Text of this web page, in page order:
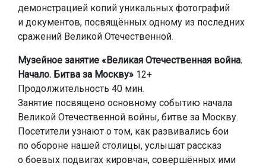
демонстрацией копий уникальных фотографий
и документов, посвящённых одному из последних
сражений Великой Отечественной.
Музейное занятие «Великая Отечественная война.
Начало. Битва за Москву» 12+
Продолжительность 40 мин.
Занятие посвящено основному событию начала
Великой Отечественной войны, битве за Москву.
Посетители узнают о том, как развивались бои
по обороне нашей столицы, услышат рассказ
о боевых подвигах кировчан, совершённых ими